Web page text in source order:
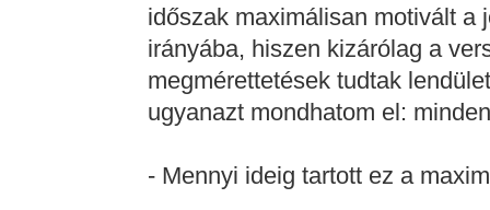
időszak maximálisan motivált a
irányába, hiszen kizárólag a
megmérettetések tudtak
ugyanazt mondhatom el:
- Mennyi ideig tartott ez a